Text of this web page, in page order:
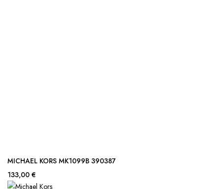
MICHAEL KORS MK1099B 390387
133,00 €